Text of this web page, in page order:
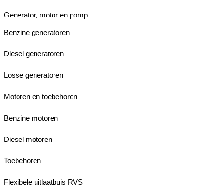
Generator, motor en pomp
Benzine generatoren
Diesel generatoren
Losse generatoren
Motoren en toebehoren
Benzine motoren
Diesel motoren
Toebehoren
Flexibele uitlaatbuis RVS